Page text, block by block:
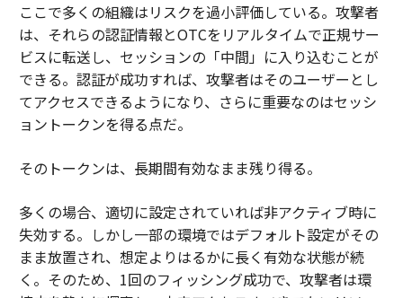
ここで多くの組織はリスクを過小評価している。攻撃者
は、それらの認証情報とOTCをリアルタイムで正規サー
ビスに転送し、セッションの「中間」に入り込むことが
できる。認証が成功すれば、攻撃者はそのユーザーとし
てアクセスできるようになり、さらに重要なのはセッシ
ョントークンを得る点だ。
そのトークンは、長期間有効なまま残り得る。
多くの場合、適切に設定されていれば非アクティブ時に
失効する。しかし一部の環境ではデフォルト設定がその
まま放置され、想定よりはるかに長く有効な状態が続
く。そのため、1回のフィッシング成功で、攻撃者は環